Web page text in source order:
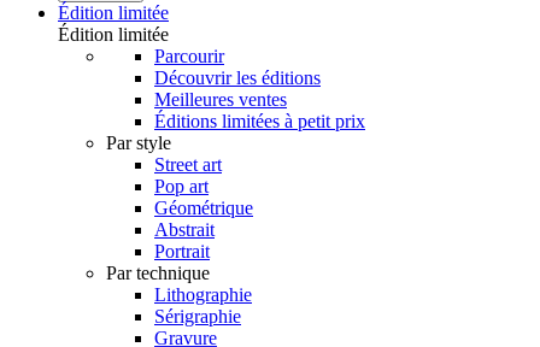
Édition limitée
Édition limitée
Parcourir
Découvrir les éditions
Meilleures ventes
Éditions limitées à petit prix
Par style
Street art
Pop art
Géométrique
Abstrait
Portrait
Par technique
Lithographie
Sérigraphie
Gravure